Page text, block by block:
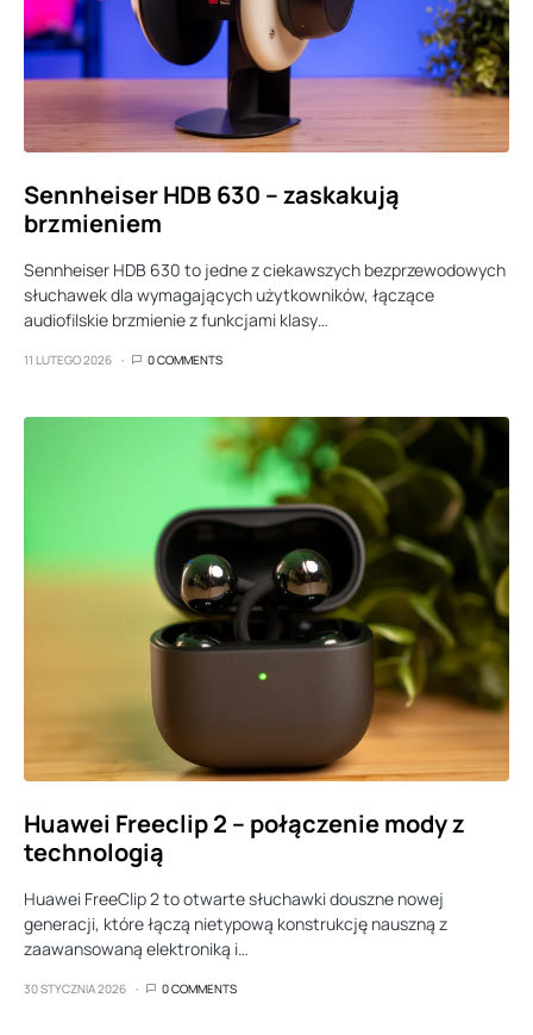
Sennheiser HDB 630 – zaskakują
brzmieniem
Sennheiser HDB 630 to jedne z ciekawszych bezprzewodowych
słuchawek dla wymagających użytkowników, łączące
audiofilskie brzmienie z funkcjami klasy…
11 LUTEGO 2026 0 COMMENTS
Huawei Freeclip 2 – połączenie mody z
technologią
Huawei FreeClip 2 to otwarte słuchawki douszne nowej
generacji, które łączą nietypową konstrukcję nauszną z
zaawansowaną elektroniką i…
30 STYCZNIA 2026 0 COMMENTS